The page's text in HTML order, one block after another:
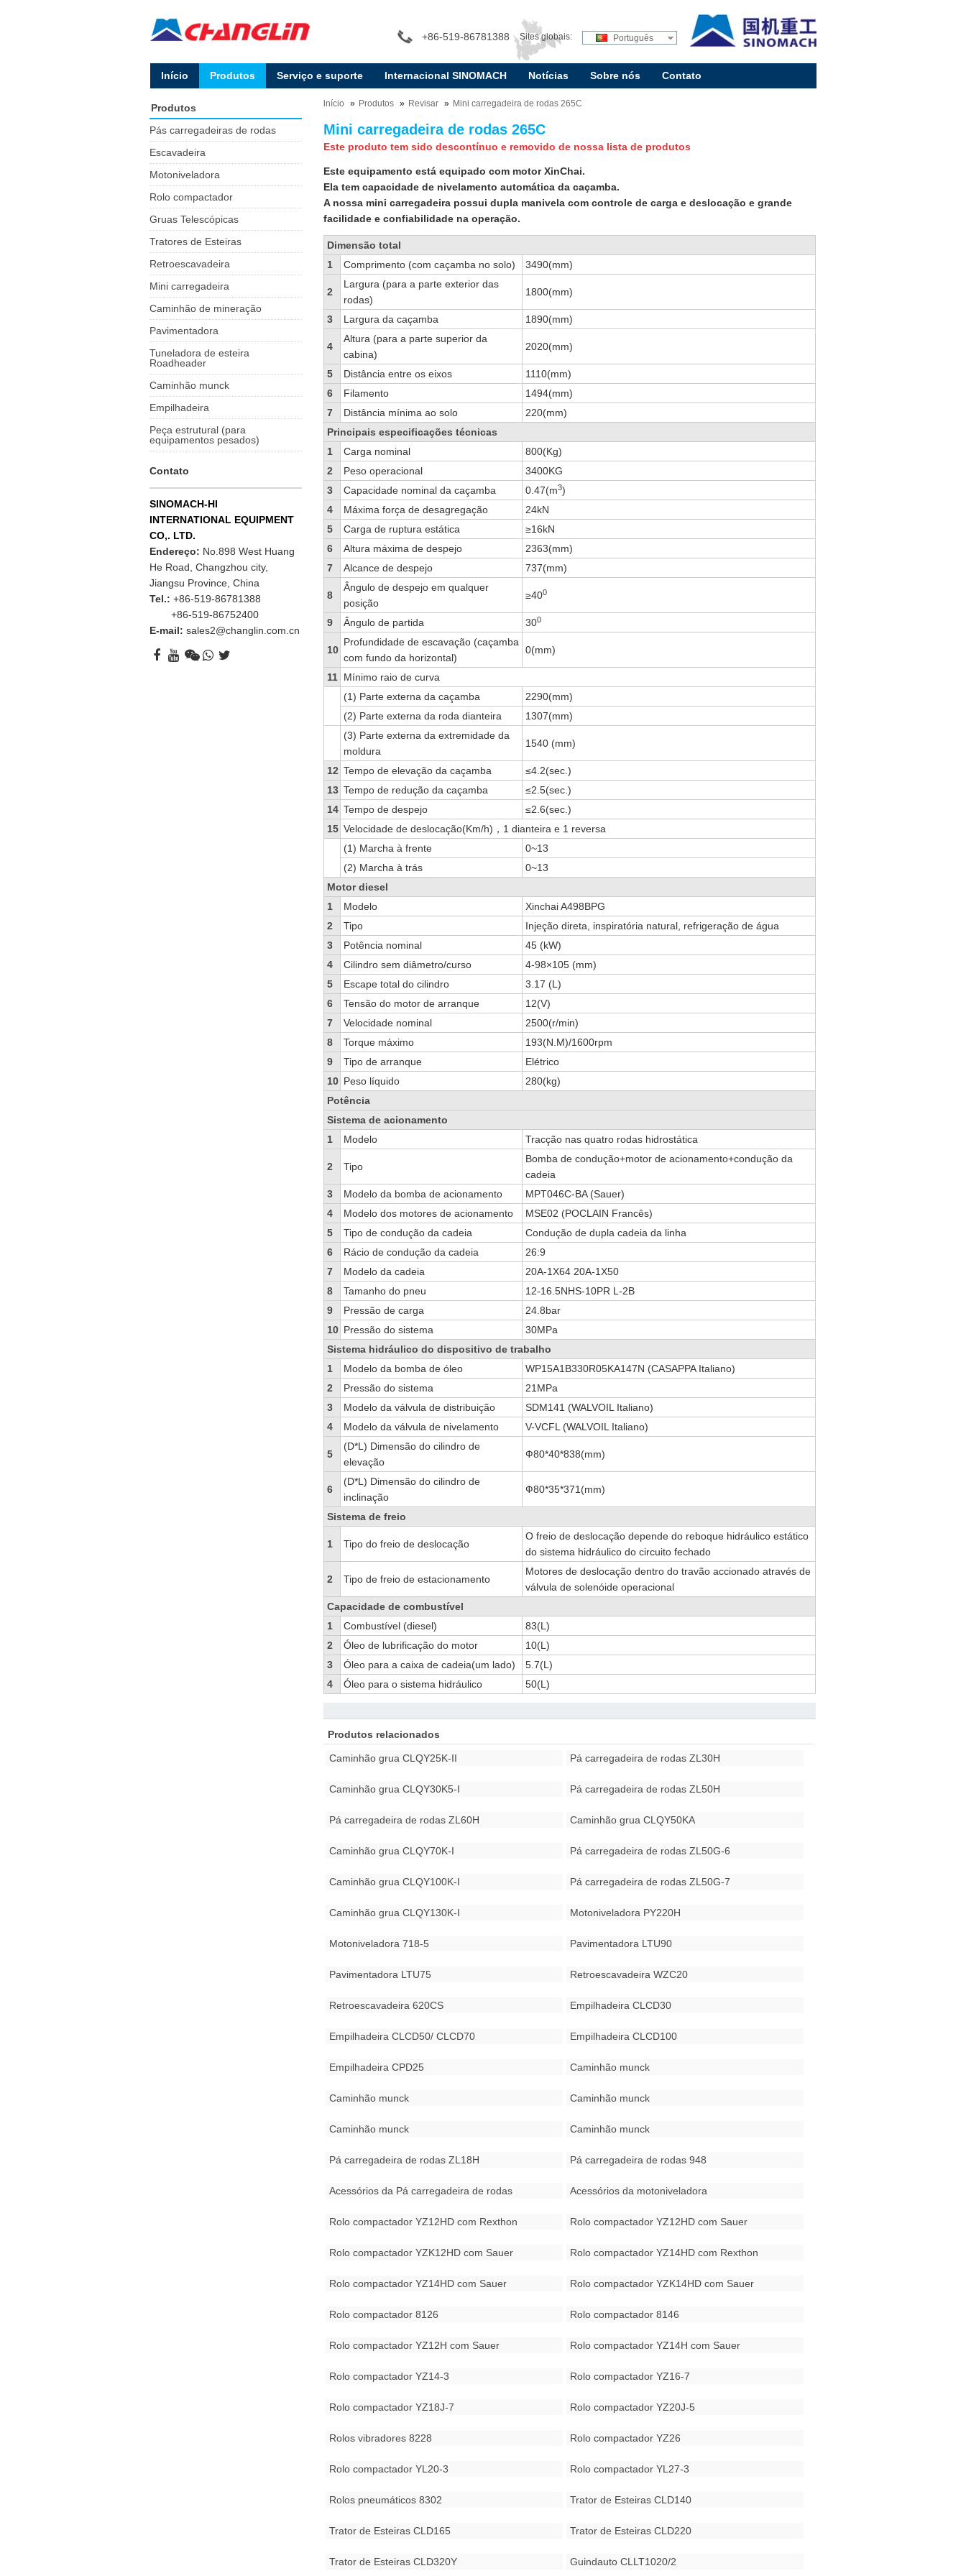
+86-519-86781388 Sites globais: Português
lnício Produtos Serviço e suporte Internacional SINOMACH Notícias Sobre nós Contato
lnício Produtos Revisar Mini carregadeira de rodas 265C
Mini carregadeira de rodas 265C
Este produto tem sido descontínuo e removido de nossa lista de produtos
Este equipamento está equipado com motor XinChai.
Ela tem capacidade de nivelamento automática da caçamba.
A nossa mini carregadeira possui dupla manivela com controle de carga e deslocação e grande
facilidade e confiabilidade na operação.
Dimensão total
1
Comprimento (com caçamba no solo) 3490(mm)
2
Largura (para a parte exterior das
rodas)
1800(mm)
3 Largura da caçamba 1890(mm)
4
Altura (para a parte superior da
cabina)
2020(mm)
5 Distância entre os eixos
1110(mm)
6
Filamento
1494(mm)
7
Distância mínima ao solo
220(mm)
Principais especificações técnicas
1
Carga nominal
800(Kg)
2
Peso operacional
3400KG
3
Capacidade nominal da caçamba 0.47(m3)
4
Máxima força de desagregação
24kN
5
Carga de ruptura estática
≥16kN
6
Altura máxima de despejo
2363(mm)
7
Alcance de despejo 737(mm)
8
Ângulo de despejo em qualquer
posição
≥400
9 Ângulo de partida 300
10
Profundidade de escavação (caçamba
com fundo da horizontal)
0(mm)
11 Mínimo raio de curva
(1) Parte externa da caçamba
2290(mm)
(2) Parte externa da roda dianteira
1307(mm)
(3) Parte externa da extremidade da
moldura
1540 (mm)
12 Tempo de elevação da caçamba
≤4.2(sec.)
13 Tempo de redução da caçamba
≤2.5(sec.)
14 Tempo de despejo
≤2.6(sec.)
15 Velocidade de deslocação(Km/h)，1 dianteira e 1 reversa
(1) Marcha à frente
0~13
(2) Marcha à trás
0~13
Motor diesel
1
Modelo
Xinchai A498BPG
2
Tipo
Injeção direta, inspiratória natural, refrigeração de água
3
Potência nominal
45 (kW)
4
Cilindro sem diâmetro/curso
4-98×105 (mm)
5
Escape total do cilindro
3.17 (L)
6
Tensão do motor de arranque
12(V)
7
Velocidade nominal
2500(r/min)
8
Torque máximo
193(N.M)/1600rpm
9
Tipo de arranque
Elétrico
10 Peso líquido
280(kg)
Potência
Sistema de acionamento
1
Modelo Tracção nas quatro rodas hidrostática
2 Tipo
Bomba de condução+motor de acionamento+condução da
cadeia
3
Modelo da bomba de acionamento
MPT046C-BA (Sauer)
4
Modelo dos motores de acionamento
MSE02 (POCLAIN Francês)
5
Tipo de condução da cadeia
Condução de dupla cadeia da linha
6
Rácio de condução da cadeia
26:9
7
Modelo da cadeia
20A-1X64 20A-1X50
8
Tamanho do pneu
12-16.5NHS-10PR L-2B
9
Pressão de carga
24.8bar
10 Pressão do sistema
30MPa
Sistema hidráulico do dispositivo de trabalho
1
Modelo da bomba de óleo
WP15A1B330R05KA147N (CASAPPA Italiano)
2
Pressão do sistema
21MPa
3
Modelo da válvula de distribuição
SDM141 (WALVOIL Italiano)
4
Modelo da válvula de nivelamento V-VCFL (WALVOIL Italiano)
5
(D*L) Dimensão do cilindro de
elevação
Ф80*40*838(mm)
6
(D*L) Dimensão do cilindro de
inclinação
Ф80*35*371(mm)
Sistema de freio
1 Tipo do freio de deslocação
O freio de deslocação depende do reboque hidráulico estático
do sistema hidráulico do circuito fechado
2 Tipo de freio de estacionamento
Motores de deslocação dentro do travão accionado através de
válvula de solenóide operacional
Capacidade de combustível
1
Combustível (diesel)
83(L)
2
Óleo de lubrificação do motor
10(L)
3
Óleo para a caixa de cadeia(um lado)
5.7(L)
4
Óleo para o sistema hidráulico 50(L)
Produtos relacionados
Caminhão grua CLQY25K-II Pá carregadeira de rodas ZL30H
Caminhão grua CLQY30K5-I Pá carregadeira de rodas ZL50H
Pá carregadeira de rodas ZL60H Caminhão grua CLQY50KA
Caminhão grua CLQY70K-I Pá carregadeira de rodas ZL50G-6
Caminhão grua CLQY100K-I Pá carregadeira de rodas ZL50G-7
Caminhão grua CLQY130K-I Motoniveladora PY220H
Motoniveladora 718-5 Pavimentadora LTU90
Pavimentadora LTU75 Retroescavadeira WZC20
Retroescavadeira 620CS Empilhadeira CLCD30
Empilhadeira CLCD50/ CLCD70 Empilhadeira CLCD100
Empilhadeira CPD25 Caminhão munck
Caminhão munck Caminhão munck
Caminhão munck Caminhão munck
Pá carregadeira de rodas ZL18H Pá carregadeira de rodas 948
Acessórios da Pá carregadeira de rodas Acessórios da motoniveladora
Rolo compactador YZ12HD com Rexthon Rolo compactador YZ12HD com Sauer
Rolo compactador YZK12HD com Sauer Rolo compactador YZ14HD com Rexthon
Rolo compactador YZ14HD com Sauer Rolo compactador YZK14HD com Sauer
Rolo compactador 8126 Rolo compactador 8146
Rolo compactador YZ12H com Sauer Rolo compactador YZ14H com Sauer
Rolo compactador YZ14-3 Rolo compactador YZ16-7
Rolo compactador YZ18J-7 Rolo compactador YZ20J-5
Rolos vibradores 8228 Rolo compactador YZ26
Rolo compactador YL20-3 Rolo compactador YL27-3
Rolos pneumáticos 8302 Trator de Esteiras CLD140
Trator de Esteiras CLD165 Trator de Esteiras CLD220
Trator de Esteiras CLD320Y Guindauto CLLT1020/2
Produtos
Pás carregadeiras de rodas
Escavadeira
Motoniveladora
Rolo compactador
Gruas Telescópicas
Tratores de Esteiras
Retroescavadeira
Mini carregadeira
Caminhão de mineração
Pavimentadora
Tuneladora de esteira
Roadheader
Caminhão munck
Empilhadeira
Peça estrutural (para
equipamentos pesados)
Contato
SINOMACH-HI
INTERNATIONAL EQUIPMENT
CO,. LTD.
Endereço: No.898 West Huang
He Road, Changzhou city,
Jiangsu Province, China
Tel.: +86-519-86781388
+86-519-86752400
E-mail:sales2@changlin.com.cn